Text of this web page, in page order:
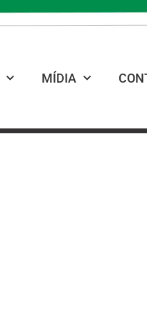
MÍDIA